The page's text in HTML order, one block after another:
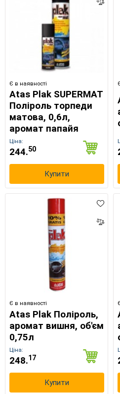
Оберіть мову
Є в наявності
Atas Plak SUPERMAT
Поліроль торпеди
матова, 0,6л,
аромат папайя
Ціна:
244.50
Купити
Є в наявності
Atas Plak Поліроль,
аромат вишня, об'єм
0,75л
Ціна:
248.17
Купити